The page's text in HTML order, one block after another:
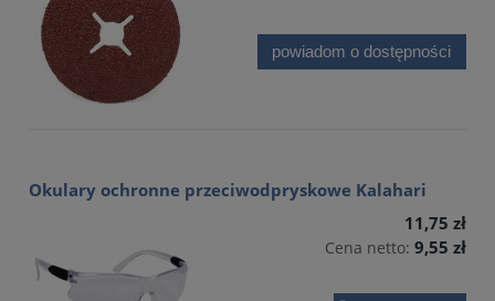
powiadom o dostępności
Okulary ochronne przeciwodpryskowe Kalahari
11,75 zł
Cena netto: 9,55 zł